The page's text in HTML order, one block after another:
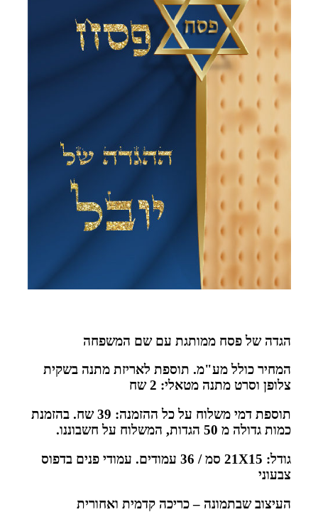
הגדה של פסח ממותגת עם שם המשפחה
המחיר כולל מע"מ. תוספת לאריזת מתנה בשקית
צלופן וסרט מתנה מטאלי: 2 שח
תוספת דמי משלוח על כל ההזמנה: 39 שח. בהזמנת
כמות גדולה מ 50 הגדות, המשלוח על חשבוננו.
גודל: 21X15 סמ / 36 עמודים. עמודי פנים בדפוס
צבעוני
העיצוב שבתמונה – כריכה קדמית ואחורית